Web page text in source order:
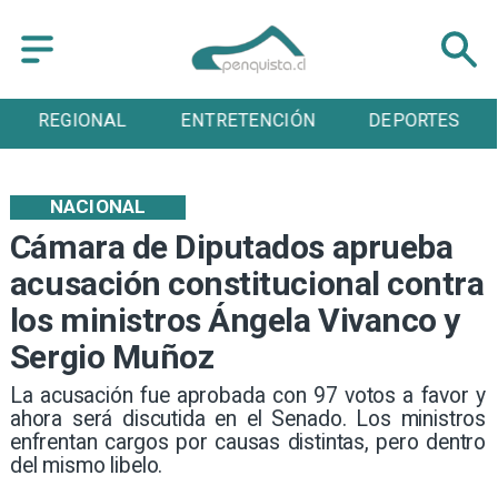
ENTRETENCIÓN DEPORTES
Cámara de Diputados aprueba
acusación constitucional contra
los ministros Ángela Vivanco y
Sergio Muñoz
​La acusación fue aprobada con 97 votos a favor y
ahora será discutida en el Senado. Los ministros
enfrentan cargos por causas distintas, pero dentro
del mismo libelo.
NACIONAL